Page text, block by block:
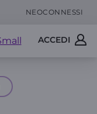
NEOCONNESSI
ACCEDI